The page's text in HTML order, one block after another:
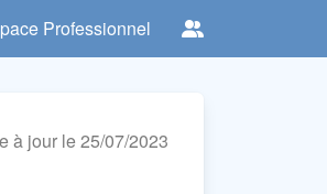
Professionnel
à jour le 25/07/2023